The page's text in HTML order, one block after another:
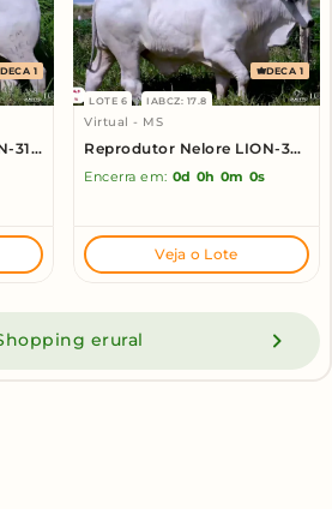
DECA 1
Reprodutor Nelore LION-3164
LOTE 6 IABCZ: 17.8
DECA 1
Virtual - MS
Reprodutor Nelore LION-3096
Encerra em: 0d 0h 0m 0s
Veja o Lote
erural